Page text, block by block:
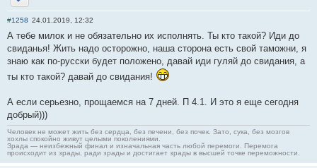
Отправить личное сообщение
#1258 24.01.2019, 12:32
А тебе милок и не обязательно их исполнять. Ты кто такой? Иди до
свиданья! Жить надо осторожно, наша сторона есть свой таможни, я
знаю как по-русски будет положено, давай иди гуляй до свидания, а
ты кто такой? давай до свидания!
А если серьезно, прощаемся на 7 дней. П 4.1. И это я еще сегодня
добрый)))
Человек не может жить без сердца, без печени, без почек. Зато, сука, без мозгов
хохлы спокойно живут целыми поколениями.
Зрада — неизбежный финал и изначальная часть любой перемоги. Перемога
происходит из зрады, ради зрады и достигает зрады в высшей точке переможности.